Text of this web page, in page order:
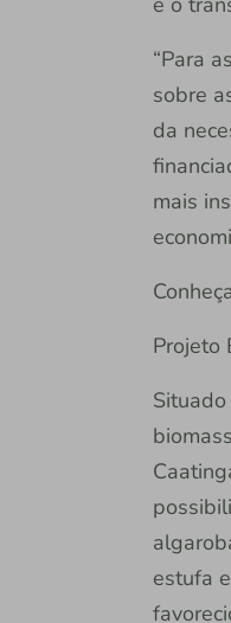
“Para
sobre
da
mais
Projeto
estufa